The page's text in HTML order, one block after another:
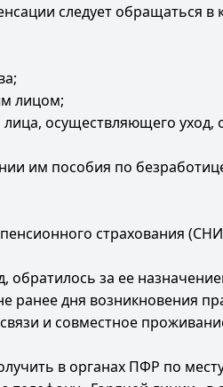
следует обращаться в
лицом;
осуществляющего уход,
им пособия по
страхования
обратилось за ее
дня возникновения
и совместное
в органах ПФР по